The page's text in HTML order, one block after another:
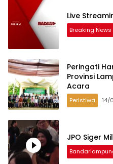
Live
Breaking News
Peringati
Provinsi
Acara
Peristiwa 14/
JPO Siger